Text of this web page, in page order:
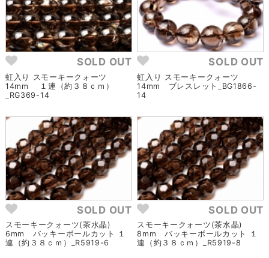
SOLD OUT
虹入り スモーキークォーツ
14mm １連（約３８ｃｍ）
_RG369-14
SOLD OUT
虹入り スモーキークォーツ
14mm ブレスレット_BG1866-
14
SOLD OUT
スモーキークォーツ(茶水晶)
6mm バッキーボールカット １
連（約３８ｃｍ）_R5919-6
SOLD OUT
スモーキークォーツ(茶水晶)
8mm バッキーボールカット １
連（約３８ｃｍ）_R5919-8